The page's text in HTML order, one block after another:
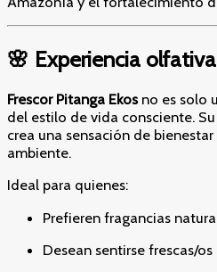
🌸 Experiencia olfativa
Frescor Pitanga Ekosno es solo
del estilo de vida consciente.
crea una sensación de
ambiente.
Ideal para quienes:
Prefieren fragancias
Desean sentirse frescas/